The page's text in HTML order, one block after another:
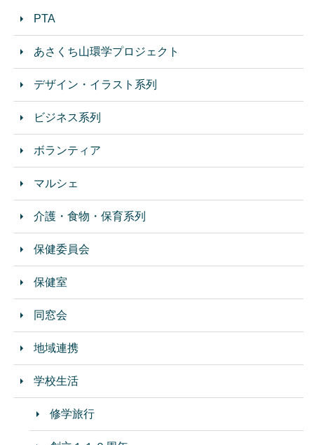
PTA
あさくち山環学プロジェクト
デザイン・イラスト系列
ビジネス系列
ボランティア
マルシェ
介護・食物・保育系列
保健委員会
保健室
同窓会
地域連携
学校生活
修学旅行